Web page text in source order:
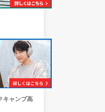
キャンプ高